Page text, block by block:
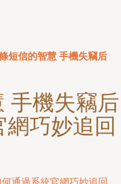
短信的智慧 手機失竊后
手機失竊后
巧妙追回